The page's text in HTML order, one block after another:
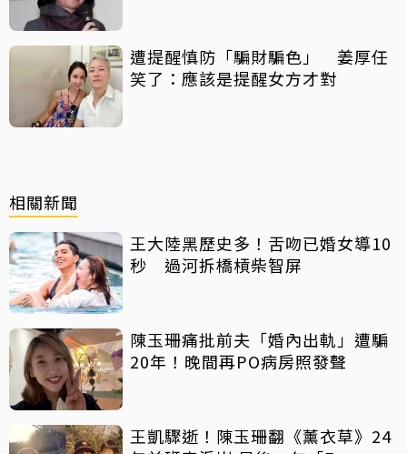
遭提醒慎防「騙財騙色」 姜厚任
笑了：應該是提醒女方才對
相關新聞
王大陸黑歷史多！舌吻已婚女導10
秒 過河拆橋槓柴智屏
陳玉珊痛批前夫「婚內出軌」遭騙
20年！晚間再PO病房照發聲
王凱驟逝！陳玉珊翻《薰衣草》24